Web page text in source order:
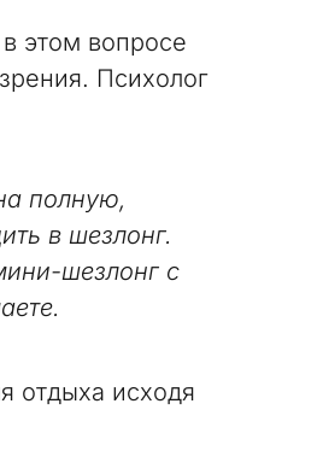
этом вопросе
Психолог
полную,
в шезлонг.
шезлонг с
отдыха исходя